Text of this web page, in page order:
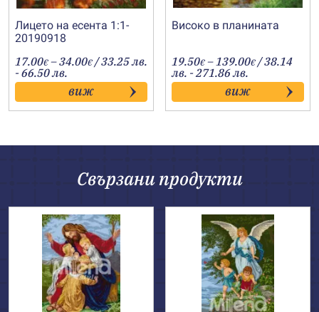
Лицето на есента 1:1-
20190918
17.00€ –34.00€Price
range:
17.00€
through
34.00€
/ 33.25 лв.
- 66.50 лв.
виж
Високо в планината
19.50€ –139.00€Price
range:
19.50€
through
139.00€
/ 38.14
лв. - 271.86 лв.
виж
Свързани продукти